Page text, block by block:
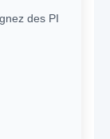
des PI